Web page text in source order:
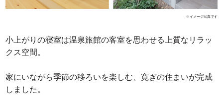
※イメージ写真です
小上がりの寝室は温泉旅館の客室を思わせる上質なリラッ
クス空間。
家にいながら季節の移ろいを楽しむ、寛ぎの住まいが完成
しました。